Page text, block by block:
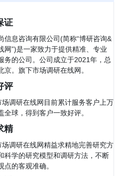
证
信息咨询有限公司(简称“博研咨询&
网”)是一家致力于提供精准、专业
务的公司。公司成立于2021年，总
京。旗下市场调研在线网。
评
场调研在线网目前累计服务客户上万
全球，得到客户一致好评。
精
场调研在线网精益求精地完善研究方
科学的研究模型和调研方法，不断
点的客观准确。